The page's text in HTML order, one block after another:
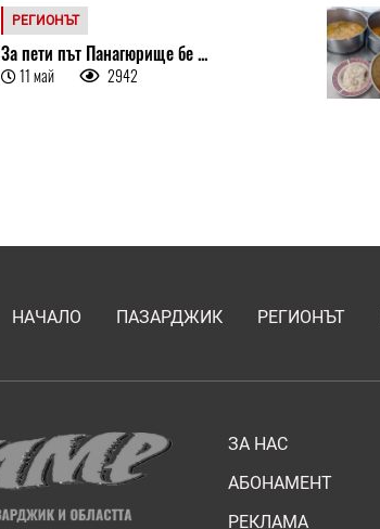
РЕГИОНЪТ
За пети път Панагюрище бе ...
11 май 2942
НАЧАЛО ПАЗАРДЖИК РЕГИОНЪТ
ЗА НАС
АБОНАМЕНТ
РЕКЛАМА